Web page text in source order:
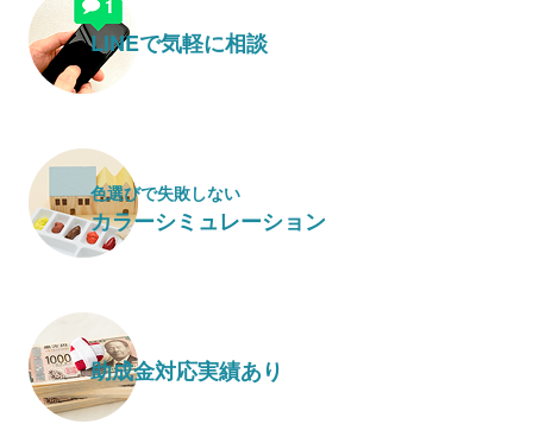
LINEで気軽に相談
色選びで失敗しない
カラーシミュレーション
助成金対応実績あり